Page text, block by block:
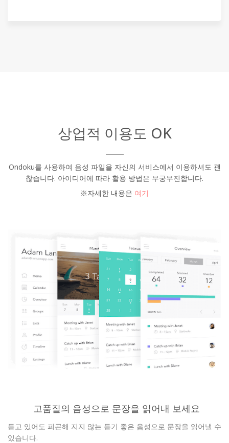
상업적 이용도 OK
Ondoku를 사용하여 음성 파일을 자신의 서비스에서 이용하셔도 괜
찮습니다. 아이디어에 따라 활용 방법은 무궁무진합니다.
※자세한 내용은 여기
고품질의 음성으로 문장을 읽어내 보세요
듣고 있어도 피곤해 지지 않는 듣기 좋은 음성으로 문장을 읽어낼 수
있습니다.